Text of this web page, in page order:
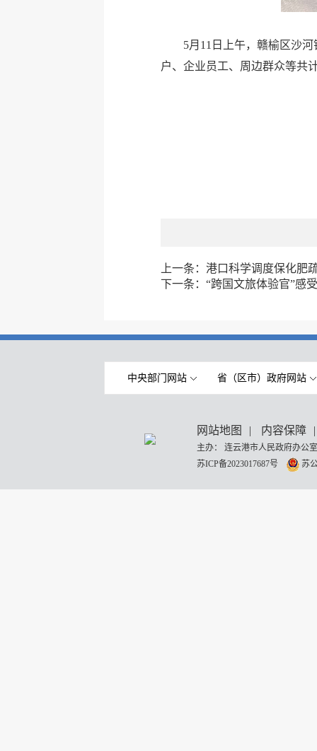
5月11日上午，赣榆区沙
户、企业员工、周边群众等共
上一条： 港口科学调度保化肥
下一条： “跨国文旅体验官”感
中央部门网站 省（区市）政府网站
网站地图 | 内容保障 |
主办： 连云港市人民政府办
苏ICP备2023017687号
苏